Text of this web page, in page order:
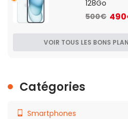
128Go
500€
VOIR TOUS LES BONS
Catégories
Smartphones